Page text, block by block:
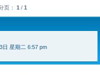
页： 1 / 1
日 星期二 6:57 pm